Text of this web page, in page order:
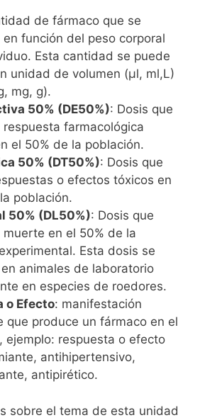
de fármaco que se
función del peso corporal
Esta cantidad se puede
unidad de volumen (µl, ml,L)
mg, g).
50% (DE50%): Dosis que
respuesta farmacológica
el 50% de la población.
50% (DT50%): Dosis que
o efectos tóxicos en
población.
50% (DL50%): Dosis que
muerte en el 50% de la
Esta dosis se
animales de laboratorio
en especies de roedores.
o Efecto: manifestación
que produce un fármaco en el
ejemplo: respuesta o efecto
antihipertensivo,
antipirético.
sobre el tema de esta unidad